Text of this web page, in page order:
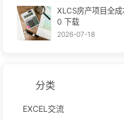
XLCS房产项目全
0 下载
2026-07-18
分类
EXCEL交流